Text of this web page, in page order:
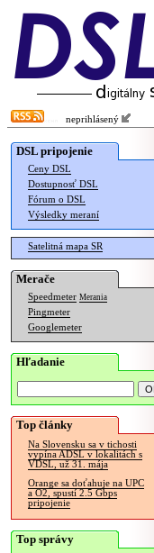
neprihlásený
DSL pripojenie
Ceny DSL
Dostupnosť DSL
Fórum o DSL
Výsledky meraní
Satelitná mapa SR
Merače
Speedmeter Merania
Pingmeter
Googlemeter
Hľadanie
Top články
Na Slovensku sa v tichosti
vypína ADSL v lokalitách s
VDSL, už 31. mája
Orange sa doťahuje na UPC
a O2, spustí 2.5 Gbps
pripojenie
Top správy